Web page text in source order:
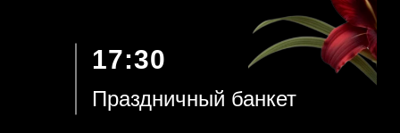
Праздничный банкет
17:30